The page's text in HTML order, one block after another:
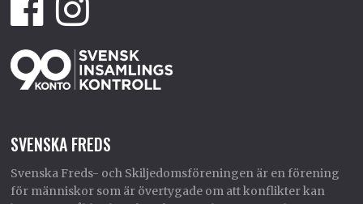
SVENSKA FREDS
Svenska Freds- och Skiljedomsföreningen är en förening
för människor som är övertygade om att konflikter kan